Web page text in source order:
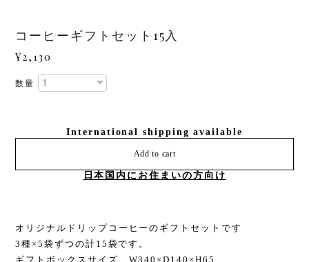
コーヒーギフトセット15入
¥2,130
数量
International shipping available
Add to cart
日本国内にお住まいの方向け
オリジナルドリップコーヒーのギフトセットです
3種×5袋ずつの計15袋です。
ギフトボックスサイズ W340×D140×H65